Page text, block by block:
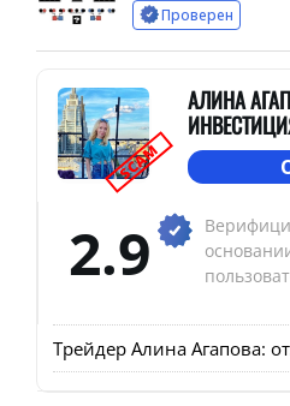
Проверен
SCAM
АЛИНА
2.9
Трейдер Алина Агапова: